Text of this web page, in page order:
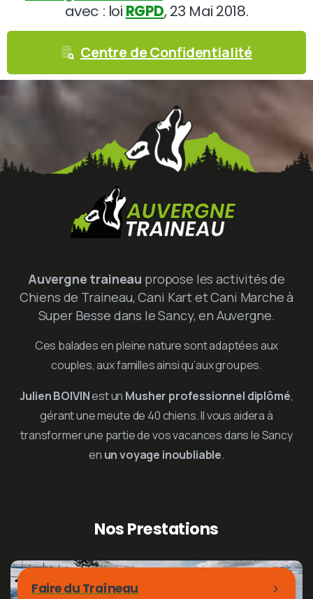
avec : loi RGPD, 23 Mai 2018.
Centre de Confidentialité
Auvergne traineau propose les activités de
Chiens de Traineau, Cani Kart et Cani Marche à
Super Besse dans le Sancy, en Auvergne.
Ces balades en pleine nature sont adaptées aux
couples, aux familles ainsi qu’aux groupes.
Julien BOIVINest un Musher professionnel diplômé,
gérant une meute de 40 chiens. Il vous aidera à
transformer une partie de vos vacances dans le Sancy
en un voyage inoubliable.
NosPrestations
Faire du Traîneau